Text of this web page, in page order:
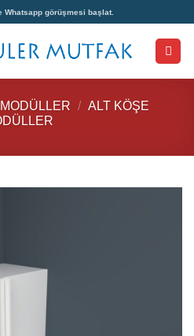
görüşmesi başlat.
/ ALT KÖŞE